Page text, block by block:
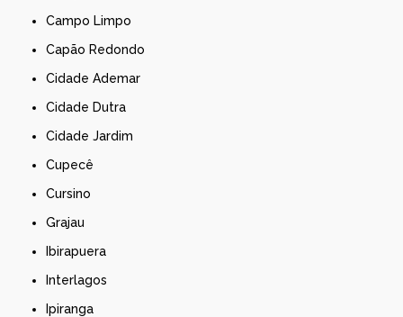
Campo Limpo
Capão Redondo
Cidade Ademar
Cidade Dutra
Cidade Jardim
Cupecê
Cursino
Grajau
Ibirapuera
Interlagos
Ipiranga